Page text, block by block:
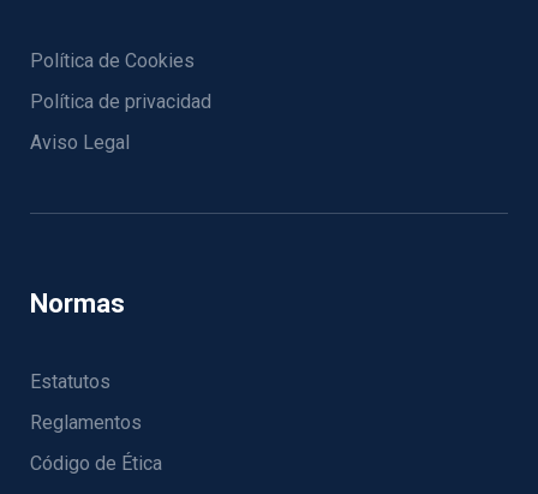
Política de Cookies
Política de privacidad
Aviso Legal
Normas
Estatutos
Reglamentos
Código de Ética